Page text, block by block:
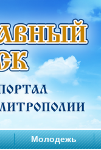
Молодежь